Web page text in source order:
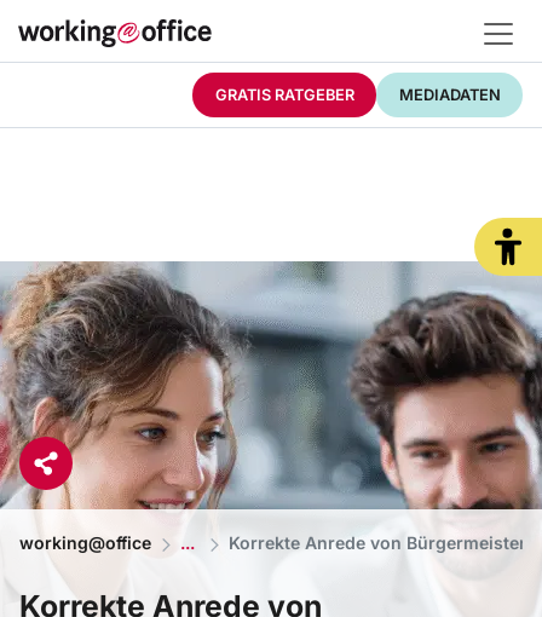
GRATIS RATGEBER MEDIADATEN
working@office Korrekte Anrede von
Korrekte Anrede von